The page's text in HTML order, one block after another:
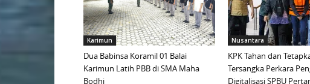
Karimun
Dua Babinsa Koramil 01 Balai
Karimun Latih PBB di SMA Maha
Bodhi
Nusantara
KPK Tahan dan
Tersangka Perkara
Digitalisasi SPBU